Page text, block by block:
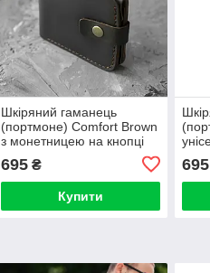
Шкіряний гаманець
(портмоне) Comfort Brown
з монетницею на кнопці
темно-коричневий Crazy
Horse
695₴
Купити
695